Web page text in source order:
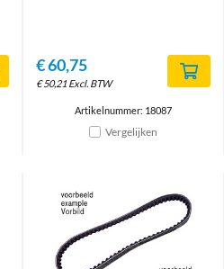
€60,75
€50,21 Excl. BTW
Artikelnummer: 18087
Vergelijken